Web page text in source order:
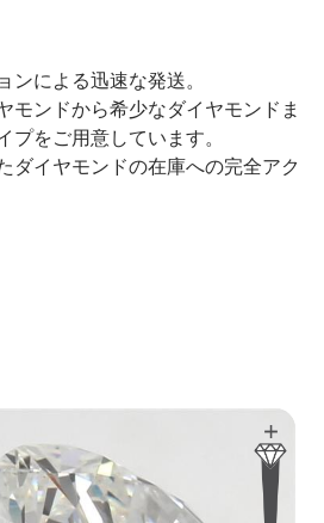
ンによる迅速な発送。
モンドから希少なダイヤモンドま
プをご用意しています。
ダイヤモンドの在庫への完全アク